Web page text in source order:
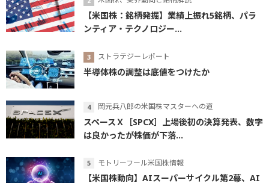
【米国株：銘柄発掘】業績上振れ5銘柄、パラ
ンティア・テクノロジー...
ストラテジーレポート
半導体株の調整は底値をつけたか
岡元兵八郎の米国株マスターへの道
スペースＸ［SPCX］上場後初の決算発表、数字
は良かったが株価が下落...
モトリーフール米国株情報
【米国株動向】AIスーパーサイクル第2幕、AI